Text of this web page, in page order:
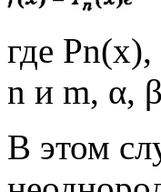
где
n и m, α,
В этом